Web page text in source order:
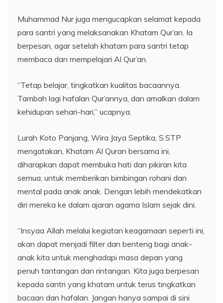
Muhammad Nur juga mengucapkan selamat kepada
para santri yang melaksanakan Khatam Qur’an. Ia
berpesan, agar setelah khatam para santri tetap
membaca dan mempelajari Al Qur’an.
“Tetap belajar, tingkatkan kualitas bacaannya.
Tambah lagi hafalan Qur’annya, dan amalkan dalam
kehidupan sehari-hari,” ucapnya.
Lurah Koto Panjang, Wira Jaya Septika, S.STP
mengatakan, Khatam Al Quran bersama ini,
diharapkan dapat membuka hati dan pikiran kita
semua, untuk memberikan bimbingan rohani dan
mental pada anak anak. Dengan lebih mendekatkan
diri mereka ke dalam ajaran agama Islam sejak dini.
“Insyaa Allah melalui kegiatan keagamaan seperti ini,
akan dapat menjadi filter dan benteng bagi anak-
anak kita untuk menghadapi masa depan yang
penuh tantangan dan rintangan. Kita juga berpesan
kepada santri yang khatam untuk terus tingkatkan
bacaan dan hafalan. Jangan hanya sampai di sini